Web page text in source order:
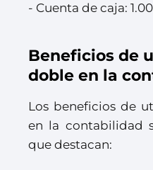
- Cuenta de caja:
Beneficios de
doble en la
Los beneficios de
en la contabilidad
que destacan: